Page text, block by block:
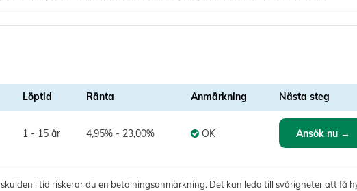
Löptid Ränta Anmärkning Nästa steg
1 - 15 år 4,95% - 23,00% OK Ansök nu →
i tid riskerar du en betalningsanmärkning. Det kan leda till svårigheter att få